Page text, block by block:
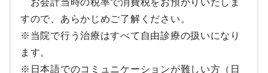
お会計当時の税率で消費税をお預かりいたしま
すので、あらかじめご了解ください。
※当院で行う治療はすべて自由診療の扱いになり
ます。
※ 日本語でのコミュニケーションが難しい方（日